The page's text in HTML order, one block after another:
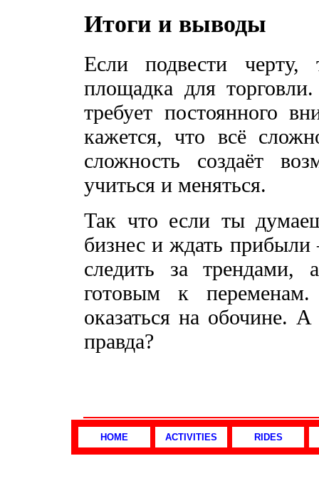
Итоги и выводы
Если подвести
площадка для
требует постоянного
кажется, что всё
сложность создаёт
учиться и меняться.
Так что если ты
бизнес и ждать
следить за трендами,
готовым к
оказаться на обочине.
правда?
HOME ACTIVITIES RIDES